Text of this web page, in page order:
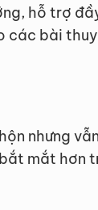
hỗ trợ
các bài
nhưng
mắt hơn